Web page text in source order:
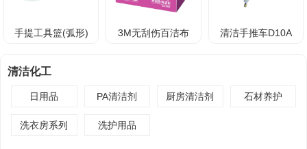
手提工具篮(弧形) 3M无刮伤百洁布 清洁手推车D10A
清洁化工
日用品 PA清洁剂 厨房清洁剂 石材养护
洗衣房系列 洗护用品